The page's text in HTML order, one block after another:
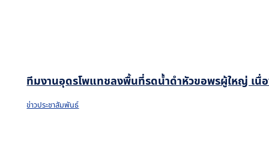
ทีมงานอุดรโพแทชลงพื้นที่รดน้ำดำหัวขอพรผู้ใหญ่ เนื่อ
ข่าวประชาสัมพันธ์